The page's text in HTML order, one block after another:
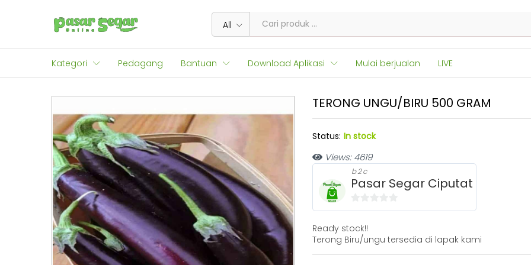
All
Kategori Pedagang Bantuan Download Aplikasi Mulai berjualan LIVE
TERONG UNGU/BIRU 500 GRAM
Status: In stock
Views: 4619
b2c
Pasar Segar Ciputat
0
u
Ready stock!!
Terong Biru/ungu tersedia di lapak kami
Deskripsi